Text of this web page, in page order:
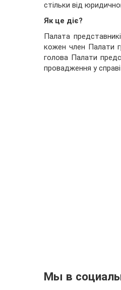
стільки від
Як це діє?
Палата
кожен член Палати
голова Палати
провадження у
Мы в